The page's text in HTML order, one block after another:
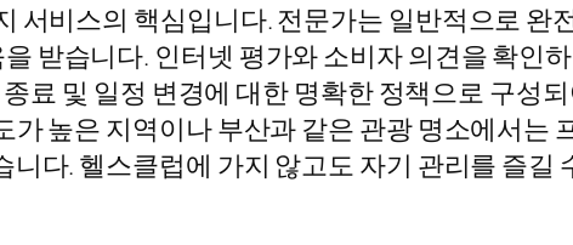
서비스의 핵심입니다. 전문가는 일반적으로 완
받습니다. 인터넷 평가와 소비자 의견을 확인
료 및 일정 변경에 대한 명확한 정책으로 구성
높은 지역이나 부산과 같은 관광 명소에서는
다. 헬스클럽에 가지 않고도 자기 관리를 즐길